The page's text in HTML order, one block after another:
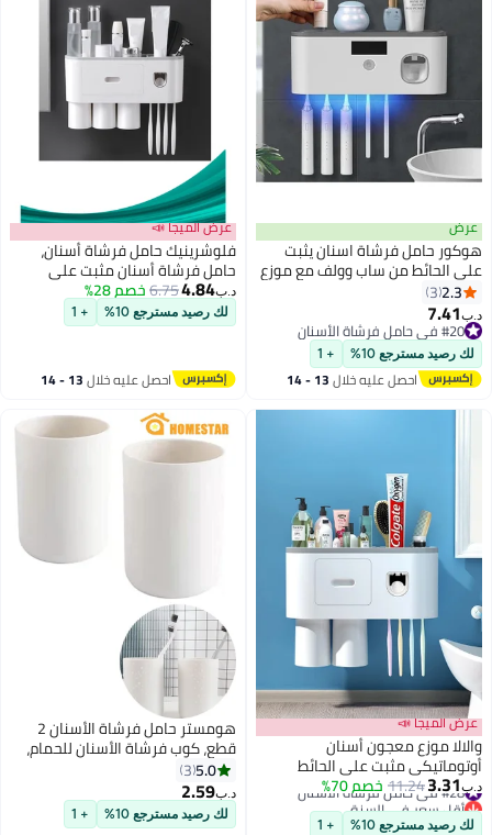
عرض
هوكور حامل فرشاة اسنان يثبت
على الحائط من ساب وولف مع موزع
معجون اسنان وحامل فرشاة اسنان
كهربائي للحمام يشحن بالطاقة
الشمسية ولا يحتاج الى ثقب، منظم
فرشاة اسنان ذكي مع 5 فتحات
للفرشاة
2.3
3
د.ب‏7.41
#20 في حامل فرشاة الأسنان
#20 في حامل فرشاة الأسنان
لك رصيد مسترجع 10% + 1
احصل عليه خلال 13 - 14
عرض الميجا 📣
فلوشرينيك حامل فرشاة أسنان،
حامل فرشاة أسنان مثبت على
الحائط بدون حفر مع موزع معجون
أسنان أوتوماتيكي. ميزات رف
التخزين للحمام: 4 خطافات لرؤوس
منظم أدراج مستحضرات التجميل
ومساحة تخزين واسعة (يشمل موزع
د.ب‏4.84
6.75خصم 28%
لك رصيد مسترجع 10% + 1
احصل عليه خلال 13 - 14
عرض الميجا 📣
والالا موزع معجون أسنان
أوتوماتيكي مثبت على الحائط
وحامل فرشاة أسنان مع كوبين
مغناطيسيين
د.ب‏3.31
11.24خصم 70% #28 في حامل فرشاة الأسنان
أقل سعر في السنة
#28 في حامل فرشاة الأسنان
لك رصيد مسترجع 10% + 1
هومستر حامل فرشاة الأسنان 2
قطع، كوب فرشاة الأسنان للحمام،
حامل فرشاة المكياج، منظم
الملحقات وحامل فرشاة الأسنان
5.0
3
د.ب‏2.59
لك رصيد مسترجع 10% + 1